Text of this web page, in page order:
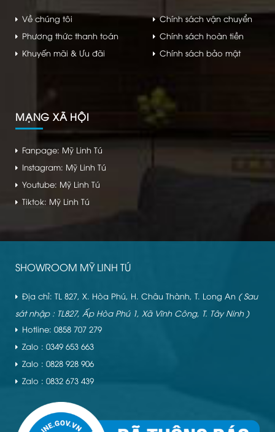
Về chúng tôi
Phương thức thanh toán
Khuyến mãi & Ưu đãi
Chính sách vận chuyển
Chính sách hoàn tiền
Chính sách bảo mật
MẠNG XÃ HỘI
Fanpage: Mỹ Linh Tú
Instagram: Mỹ Linh Tú
Youtube: Mỹ Linh Tú
Tiktok: Mỹ Linh Tú
SHOWROOM MỸ LINH TÚ
Địa chỉ: TL 827, X. Hòa Phú, H. Châu Thành, T. Long An ( Sau
sát nhập : TL827, Ấp Hòa Phú 1, Xã Vĩnh Công, T. Tây Ninh )
Hotline: 0858 707 279
Zalo : 0349 653 663
Zalo : 0828 928 906
Zalo : 0832 673 439